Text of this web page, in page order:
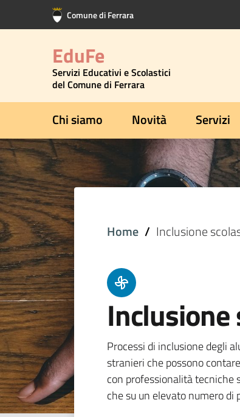
Vai al contenuto principale
Vai al footer Comune di Ferrara
EduFe
Servizi Educativi e Scolastici
del Comune di Ferrara
Chi siamo Novità Servizi
Home Inclusione
Inclusione
Processi di inclusione degli
stranieri che possono
con professionalità
che su un elevato numero di